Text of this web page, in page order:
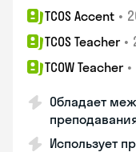
TCOS Accent •
TCOS Teacher •
TCOW Teacher •
Обладает
Использует